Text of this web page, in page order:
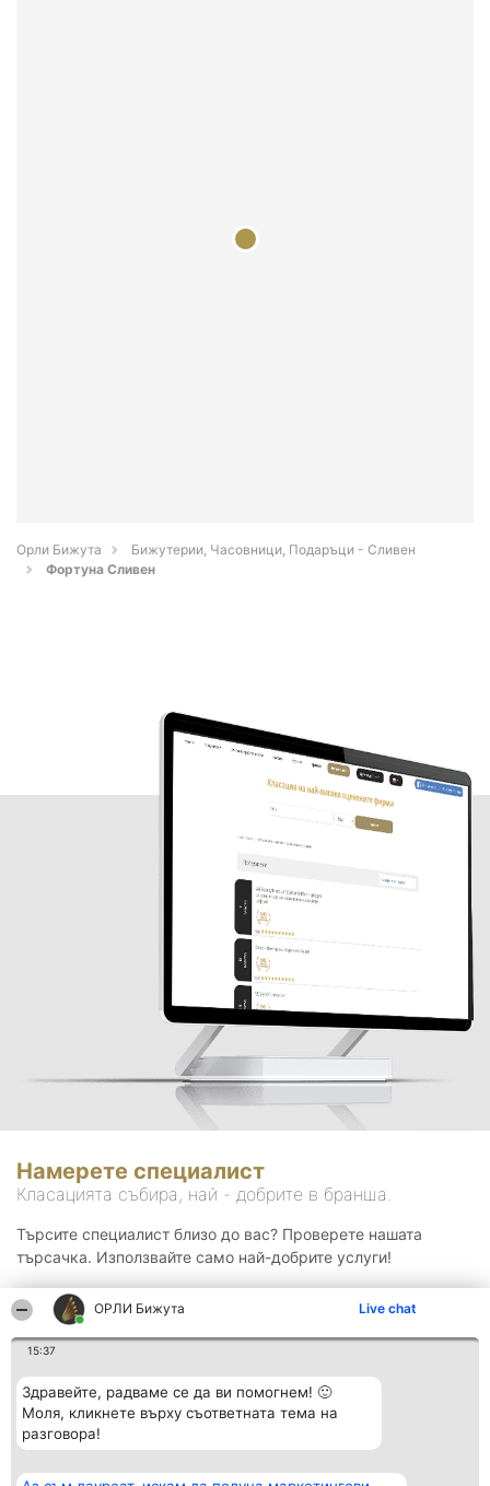
ОРЛИ Бижута Live chat
15:37
Здравейте, радваме се да ви помогнем! 🙂
Моля, кликнете върху съответната тема на
разговора!
Орли Бижута
Бижутерии, Часовници, Подаръци - Сливен
Фортуна Сливен
Намерете специалист
Класацията събира, най - добрите в бранша.
Търсите специалист близо до вас? Проверете нашата
търсачка. Използвайте само най-добрите услуги!